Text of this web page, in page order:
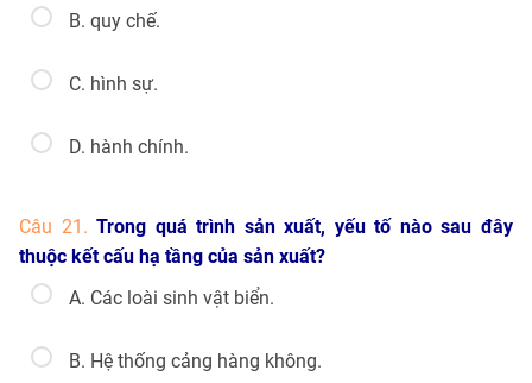
B. quy chế.
C. hình sự.
D. hành chính.
Câu 21.Trong quá trình sản xuất, yếu tố nào sau đây
thuộc kết cấu hạ tầng của sản xuất?
A. Các loài sinh vật biển.
B. Hệ thống cảng hàng không.